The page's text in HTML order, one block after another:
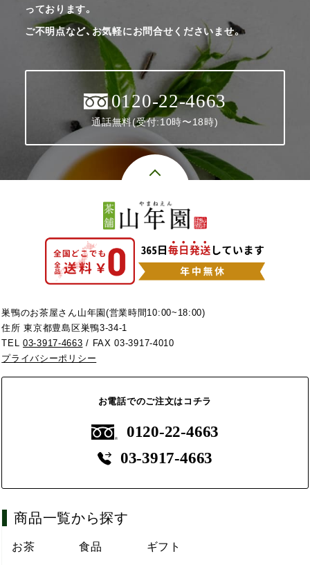
っております。
ご不明点など、お気軽にお問合せくださいませ。
0120-22-4663
通話無料(受付:10時〜18時)
巣鴨のお茶屋さん山年園(営業時間10:00~18:00)
住所 東京都豊島区巣鴨3-34-1
TEL03-3917-4663 / FAX 03-3917-4010
プライバシーポリシー
お電話でのご注文はコチラ
0120-22-4663
03-3917-4663
商品一覧から探す
お茶 食品 ギフト